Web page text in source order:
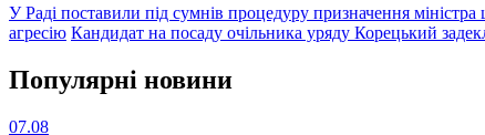
У Раді поставили під сумнів процедуру призначення міністра
агресію Кандидат на посаду очільника уряду Корецький
Популярнi новини
07.08